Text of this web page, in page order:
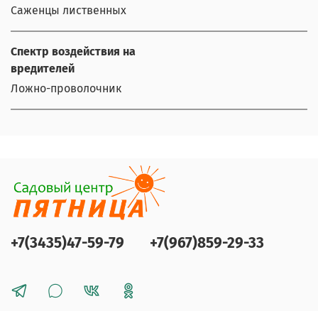
Саженцы лиственных
Спектр воздействия на
вредителей
Ложно-проволочник
+7(3435)47-59-79 +7(967)859-29-33